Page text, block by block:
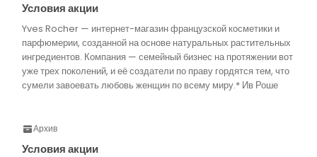
Условия акции
Yves Rocher — интернет-магазин французской косметики и
парфюмерии, созданной на основе натуральных растительных
ингредиентов. Компания — семейный бизнес на протяжении вот
уже трех поколений, и её создатели по праву гордятся тем, что
сумели завоевать любовь женщин по всему миру.* Ив Роше
Архив
Условия акции